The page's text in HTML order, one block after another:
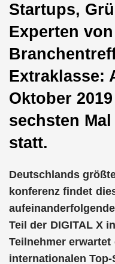
Startups,
Experten
Extraklasse:
Oktober
sechsten
statt.
Deutschlands
konferenz findet
Teil der DIGITAL X
Teilnehmer
internationalen